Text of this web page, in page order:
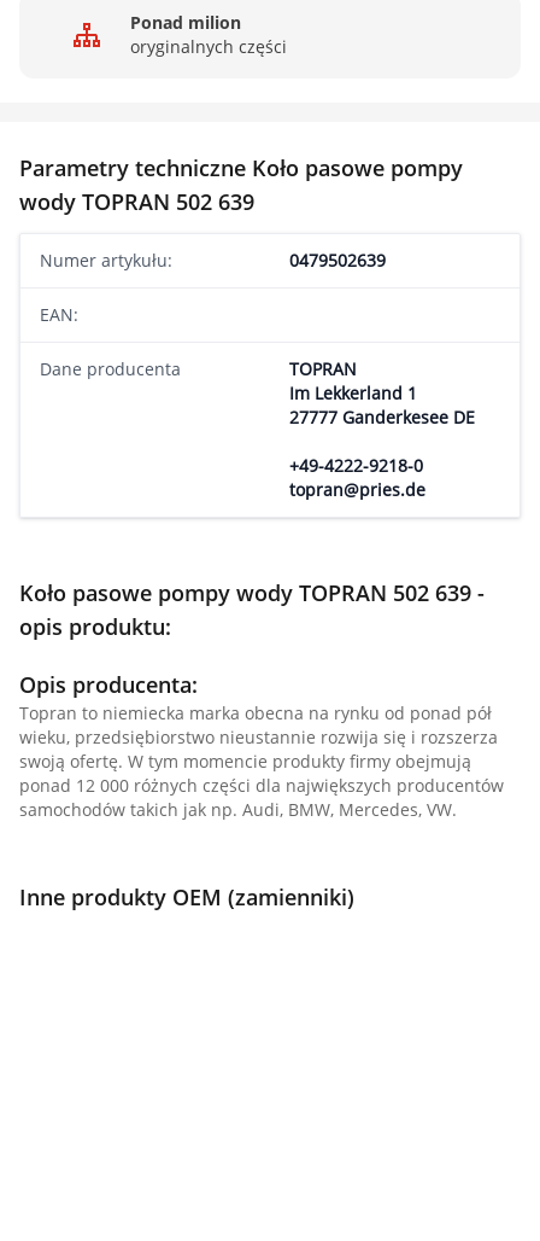
Ponad milion
oryginalnych części
Parametry techniczne Koło pasowe pompy
wody TOPRAN 502 639
Numer artykułu: 0479502639
EAN:
Dane producenta
TOPRAN
Im Lekkerland 1
27777 Ganderkesee DE
+49-4222-9218-0
topran@pries.de
Koło pasowe pompy wody TOPRAN 502 639 -
opis produktu:
Opis producenta:
Topran to niemiecka marka obecna na rynku od ponad pół
wieku, przedsiębiorstwo nieustannie rozwija się i rozszerza
swoją ofertę. W tym momencie produkty firmy obejmują
ponad 12 000 różnych części dla największych producentów
samochodów takich jak np. Audi, BMW, Mercedes, VW.
Inne produkty OEM (zamienniki)